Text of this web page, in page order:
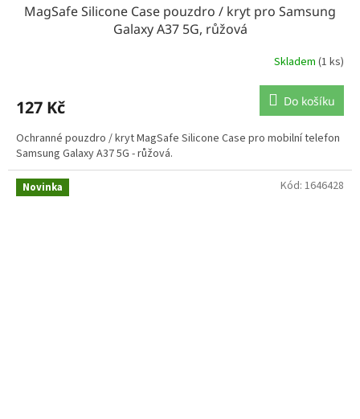
MagSafe Silicone Case pouzdro / kryt pro Samsung
Galaxy A37 5G, růžová
Skladem (1 ks)
127 Kč Do košíku
Ochranné pouzdro / kryt MagSafe Silicone Case pro mobilní telefon
Samsung Galaxy A37 5G - růžová.
Novinka Kód: 1646428